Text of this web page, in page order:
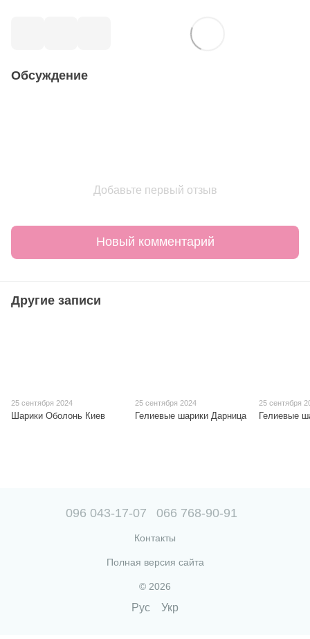
Обсуждение
Добавьте первый отзыв
Новый комментарий
Другие записи
25 сентября 2024
Шарики Оболонь Киев
25 сентября 2024
Гелиевые шарики Дарница
25 сентября
Гелиевые
096 043-17-07 066 768-90-91
Контакты
Полная версия сайта
© 2026
Рус Укр